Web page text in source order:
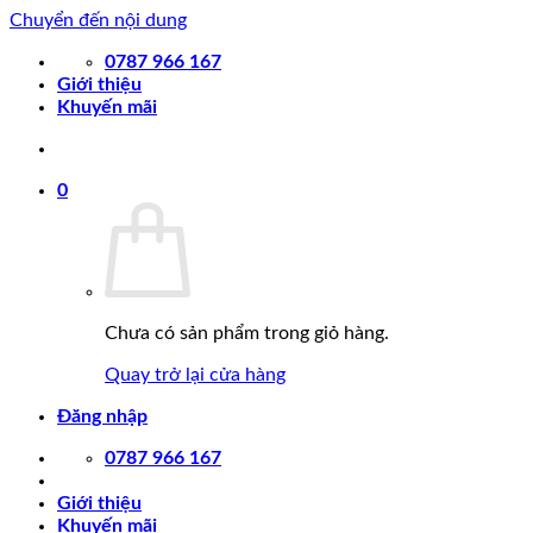
Chuyển đến nội dung
0787 966 167
Giới thiệu
Khuyến mãi
0
Chưa có sản phẩm trong giỏ hàng.
Quay trở lại cửa hàng
Đăng nhập
0787 966 167
Giới thiệu
Khuyến mãi